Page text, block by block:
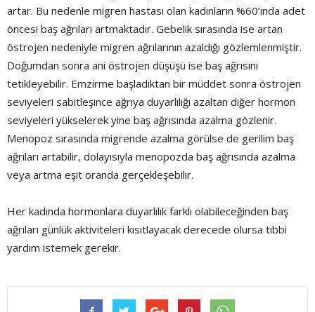
artar. Bu nedenle migren hastası olan kadınların %60’ında adet
öncesi baş ağrıları artmaktadır. Gebelik sırasında ise artan
östrojen nedeniyle migren ağrılarının azaldığı gözlemlenmiştir.
Doğumdan sonra ani östrojen düşüşü ise baş ağrısını
tetikleyebilir. Emzirme başladıktan bir müddet sonra östrojen
seviyeleri sabitleşince ağrıya duyarlılığı azaltan diğer hormon
seviyeleri yükselerek yine baş ağrısında azalma gözlenir.
Menopoz sırasında migrende azalma görülse de gerilim baş
ağrıları artabilir, dolayısıyla menopozda baş ağrısında azalma
veya artma eşit oranda gerçekleşebilir.
Her kadında hormonlara duyarlılık farklı olabileceğinden baş
ağrıları günlük aktiviteleri kısıtlayacak derecede olursa tıbbi
yardım istemek gerekir.